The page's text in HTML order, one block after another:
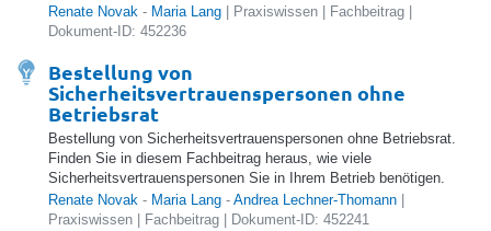
Renate Novak - Maria Lang | Praxiswissen | Fachbeitrag |
Dokument-ID: 452236
Bestellung von
Sicherheitsvertrauenspersonen ohne
Betriebsrat
Bestellung von Sicherheitsvertrauenspersonen ohne Betriebsrat.
Finden Sie in diesem Fachbeitrag heraus, wie viele
Sicherheitsvertrauenspersonen Sie in Ihrem Betrieb benötigen.
Renate Novak - Maria Lang -Andrea Lechner-Thomann
Praxiswissen | Fachbeitrag | Dokument-ID: 452241